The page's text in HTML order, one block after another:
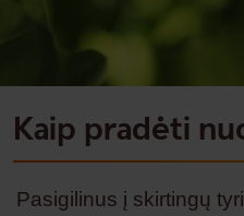
Kaip pradėti
Pasigilinus į skirtingų